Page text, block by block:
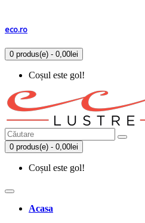
eco.ro
0 produs(e) - 0,00lei
Coșul este gol!
0 produs(e) - 0,00lei
Coșul este gol!
Acasa